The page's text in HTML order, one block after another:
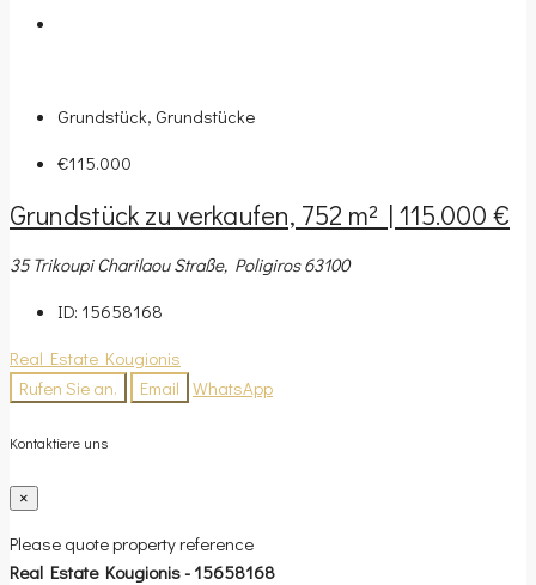
Grundstück, Grundstücke
€115.000
Grundstück zu verkaufen, 752 m² | 115.000 €
35 Trikoupi Charilaou Straße, Poligiros 63100
ID: 15658168
Real Estate Kougionis
Rufen Sie an.
Email WhatsApp
Kontaktiere uns
×
Please quote property reference
Real Estate Kougionis - 15658168